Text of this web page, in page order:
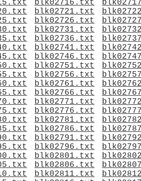
blk02716.txt
blk02721.txt
blk02726.txt
blk02731.txt
blk02736.txt
blk02741.txt
blk02746.txt
blk02751.txt
blk02756.txt
blk02761.txt
blk02766.txt
blk02771.txt
blk02776.txt
blk02781.txt
blk02786.txt
blk02791.txt
blk02796.txt
blk02801.txt
blk02806.txt
blk02811.txt